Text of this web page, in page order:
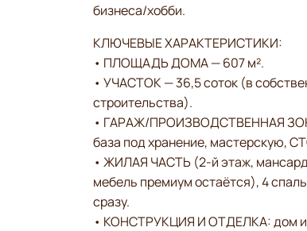
бизнеса/хобби.
КЛЮЧЕВЫЕ ХАРАКТЕРИСТИКИ:
• ПЛОЩАДЬ ДОМА — 607 м².
• УЧАСТОК — 36,5 соток (в
строительства).
• ГАРАЖ/ПРОИЗВОДСТВЕННАЯ ЗОНА
база под хранение, мастерскую,
• ЖИЛАЯ ЧАСТЬ (2-й этаж,
мебель премиум остаётся), 4
сразу.
• КОНСТРУКЦИЯ И ОТДЕЛКА: дом из